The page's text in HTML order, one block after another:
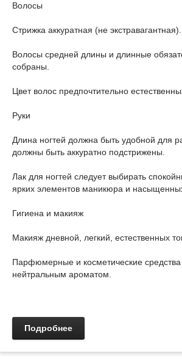
Волосы
Стрижка аккуратная (не экстравагантная).
Волосы средней длины и длинные
собраны.
Цвет волос предпочтительно
Руки
Длина ногтей должна быть удобной для
должны быть аккуратно подстрижены.
Лак для ногтей следует выбирать
ярких элементов маникюра и
Гигиена и макияж
Макияж дневной, легкий, естественных
Парфюмерные и косметические средства
нейтральным ароматом.
Подробнее